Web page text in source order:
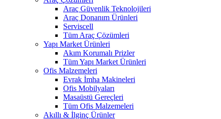
Araç Güvenlik Teknolojileri
Araç Donanım Ürünleri
Serviscell
Tüm Araç Çözümleri
Yapı Market Ürünleri
Akım Korumalı Prizler
Tüm Yapı Market Ürünleri
Ofis Malzemeleri
Evrak İmha Makineleri
Ofis Mobilyaları
Masaüstü Gereçleri
Tüm Ofis Malzemeleri
Akıllı & İlginç Ürünler